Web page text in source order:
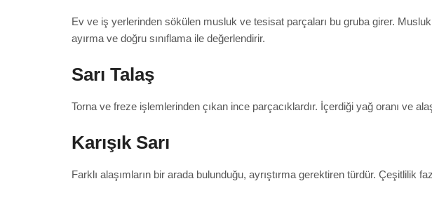
Ev ve iş yerlerinden sökülen musluk ve tesisat parçaları bu gruba girer.
ayırma ve doğru sınıflama ile değerlendirir.
Sarı Talaş
Torna ve freze işlemlerinden çıkan ince parçacıklardır. İçerdiği yağ oranı ve
Karışık Sarı
Farklı alaşımların bir arada bulunduğu, ayrıştırma gerektiren türdür. Çeşitlilik